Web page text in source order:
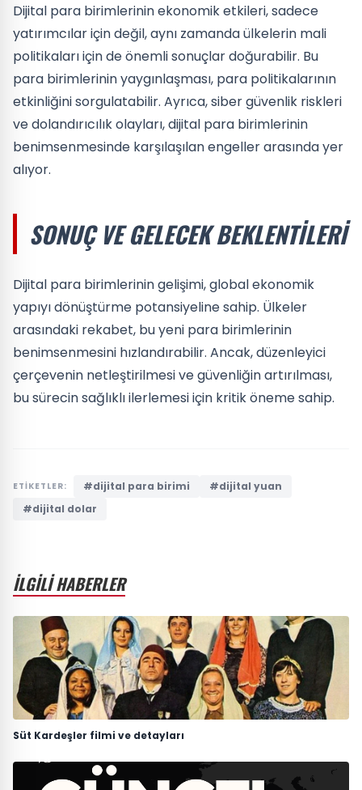
Dijital para birimlerinin ekonomik etkileri, sadece
yatırımcılar için değil, aynı zamanda ülkelerin mali
politikaları için de önemli sonuçlar doğurabilir. Bu
para birimlerinin yaygınlaşması, para politikalarının
etkinliğini sorgulatabilir. Ayrıca, siber güvenlik riskleri
ve dolandırıcılık olayları, dijital para birimlerinin
benimsenmesinde karşılaşılan engeller arasında yer
alıyor.
SONUÇ VE GELECEK BEKLENTILERI
Dijital para birimlerinin gelişimi, global ekonomik
yapıyı dönüştürme potansiyeline sahip. Ülkeler
arasındaki rekabet, bu yeni para birimlerinin
benimsenmesini hızlandırabilir. Ancak, düzenleyici
çerçevenin netleştirilmesi ve güvenliğin artırılması,
bu sürecin sağlıklı ilerlemesi için kritik öneme sahip.
ETİKETLER: #dijital para birimi
#dijital yuan
#dijital dolar
İLGİLİ HABERLER
Süt Kardeşler filmi ve detayları